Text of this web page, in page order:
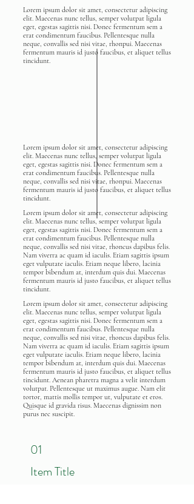
Lorem ipsum dolor sit amet, consectetur adipiscing
elit. Maecenas nunc tellus, semper volutpat ligula
eget, egestas sagittis nisi. Donec fermentum sem a
erat condimentum faucibus. Pellentesque nulla
neque, convallis sed nisi vitae, rhonpui. Maecenas
fermentum mauris id justo faucibus, et aliquet tellus
tincidunt.
Lorem ipsum dolor sit amet, consectetur adipiscing
elit. Maecenas nunc tellus, semper volutpat ligula
eget, egestas sagittis nisi. Donec fermentum sem a
erat condimentum faucibus. Pellentesque nulla
neque, convallis sed nisi vitae, rhonpui. Maecenas
fermentum mauris id justo faucibus, et aliquet tellus
tincidunt.
Lorem ipsum dolor sit amet, consectetur adipiscing
elit. Maecenas nunc tellus, semper volutpat ligula
eget, egestas sagittis nisi. Donec fermentum sem a
erat condimentum faucibus. Pellentesque nulla
neque, convallis sed nisi vitae, rhoncus dapibus felis.
Nam viverra ac quam id iaculis. Etiam sagittis ipsum
eget vulputate iaculis. Etiam neque libero, lacinia
tempor bibendum at, interdum quis dui. Maecenas
fermentum mauris id justo faucibus, et aliquet tellus
tincidunt.
Lorem ipsum dolor sit amet, consectetur adipiscing
elit. Maecenas nunc tellus, semper volutpat ligula
eget, egestas sagittis nisi. Donec fermentum sem a
erat condimentum faucibus. Pellentesque nulla
neque, convallis sed nisi vitae, rhoncus dapibus felis.
Nam viverra ac quam id iaculis. Etiam sagittis ipsum
eget vulputate iaculis. Etiam neque libero, lacinia
tempor bibendum at, interdum quis dui. Maecenas
fermentum mauris id justo faucibus, et aliquet tellus
tincidunt. Aenean pharetra magna a velit interdum
volutpat. Pellentesque ut maximus augue. Nam elit
tortor, mattis mollis tempor ut, vulputate et eros.
Quisque id gravida risus. Maecenas dignissim non
purus nec suscipit.
01
Item Title